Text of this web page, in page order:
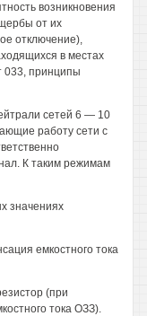
возникновения
от их
отключение),
в местах
033, принципы
сетей 6 — 10
работу сети с
К таким режимам
значениях
емкостного тока
(при
тока ОЗЗ).